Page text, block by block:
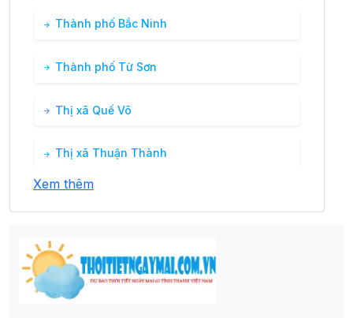
Thành phố Bắc Ninh
Thành phố Từ Sơn
Thị xã Quế Võ
Thị xã Thuận Thành
Xem thêm